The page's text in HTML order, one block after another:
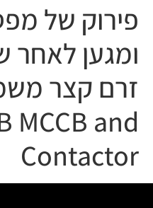
פירוק של
ומגען
MCCB and
Contactor